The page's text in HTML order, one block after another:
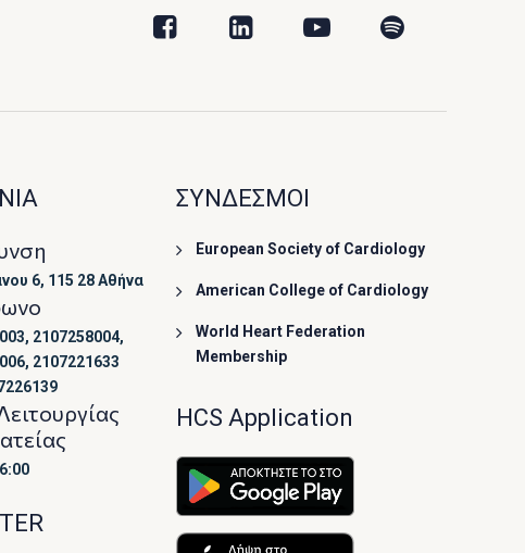
6, 115 28 Αθήνα
2107258004,
2107221633
ΣΥΝΔΕΣΜΟΙ
European Society of Cardiology
American College of Cardiology
World Heart Federation
Membership
HCS Application